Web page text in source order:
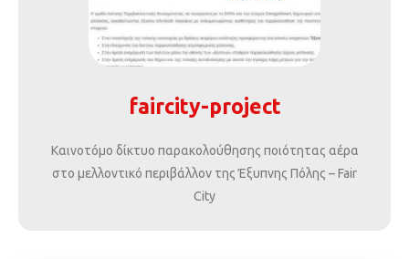
faircity-project
Καινοτόμο δίκτυο παρακολούθησης ποιότητας αέρα
στο μελλοντικό περιβάλλον της Έξυπνης Πόλης – Fair
City